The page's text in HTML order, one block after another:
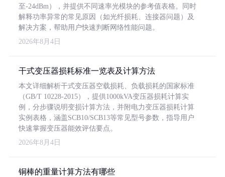
至-24dBm），并提供不同速率光模块的参考值表格。同时
解释功率异常的常见原因（如光纤损耗、连接器问题）及
解决方案，帮助用户快速判断网络性能问题。
2026年8月4日
干式变压器损耗标准一览表及计算方法
本文详细解析干式变压器空载损耗、负载损耗的国家标准
（GB/T 10228-2015），提供1000kVA变压器损耗计算实
例，分步骤说明变损计算方法，并附电力变压器损耗计算
实例表格，涵盖SCB10/SCB13等常见型号参数，指导用户
快速掌握变压器能效评估要点。
2026年8月4日
铜棒的重量计算方法有哪些